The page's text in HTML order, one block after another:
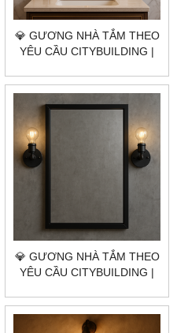
💎 GƯƠNG NHÀ TẮM THEO
YÊU CẦU CITYBUILDING |
GIÁ GƯƠNG NHÀ TẮM XÃ
💎 GƯƠNG NHÀ TẮM THEO
YÊU CẦU CITYBUILDING |
GIÁ GƯƠNG NHÀ TẮM XÃ
HOÀ HỘI TP.HCM